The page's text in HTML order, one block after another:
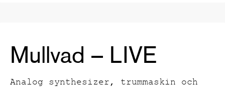
Mullvad – LIVE
Analog synthesizer, trummaskin och